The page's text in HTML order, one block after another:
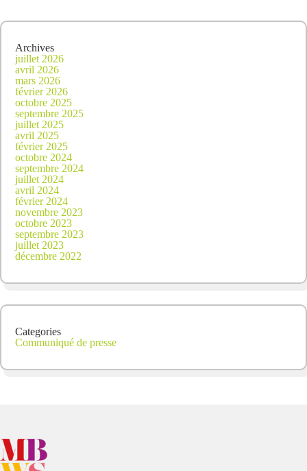
Archives
juillet 2026
avril 2026
mars 2026
février 2026
octobre 2025
septembre 2025
juillet 2025
avril 2025
février 2025
octobre 2024
septembre 2024
juillet 2024
avril 2024
février 2024
novembre 2023
octobre 2023
septembre 2023
juillet 2023
décembre 2022
Categories
Communiqué de presse